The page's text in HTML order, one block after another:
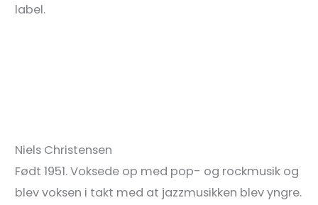
label.
Niels Christensen
Født 1951. Voksede op med pop- og rockmusik og
blev voksen i takt med at jazzmusikken blev yngre.